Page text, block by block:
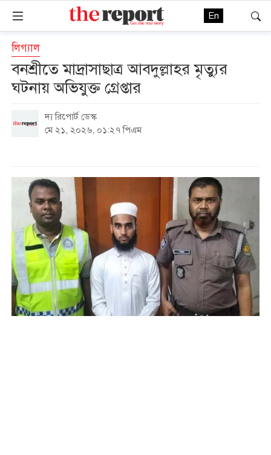
En
লিগ্যাল
বনশ্রীতে মাদ্রাসাছাত্র আবদুল্লাহর মৃত্যুর
ঘটনায় অভিযুক্ত গ্রেপ্তার
দ্য রিপোর্ট ডেস্ক
মে ২১, ২০২৬, ০১:২৭ পিএম